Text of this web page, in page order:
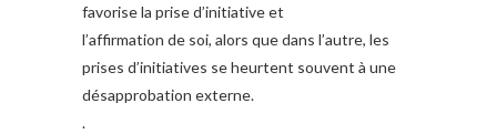
favorise la prise d’initiative et
l’affirmation de soi, alors que dans l’autre, les
prises d’initiatives se heurtent souvent à une
désapprobation externe.
.